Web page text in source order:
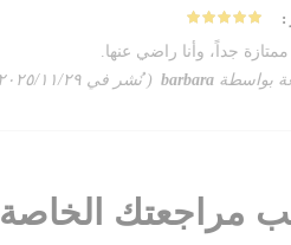
ممتازة جداً، وأنا راضي عنها.
بواسطة barbara نُشر في ٢٩‏/١١‏/٢٠٢٥
مراجعتك الخاصة